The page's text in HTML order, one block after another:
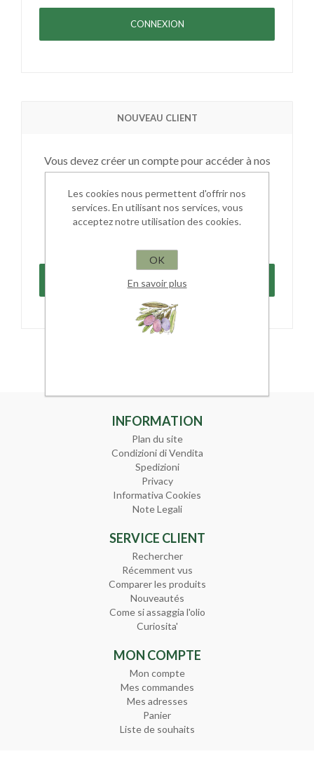
NOUVEAU CLIENT
Vous devez créer un compte pour accéder à nos
commandes et en garder la trace. Si vous
possédez déjà un email et un mot de passe,
identifiez vous dans l'autre partie.
INFORMATION
Plan du site
Condizioni di Vendita
Spedizioni
Privacy
Informativa Cookies
Note Legali
SERVICE CLIENT
Rechercher
Récemment vus
Comparer les produits
Nouveautés
Come si assaggia l'olio
Curiosita'
MON COMPTE
Mon compte
Mes commandes
Mes adresses
Panier
Liste de souhaits
Les cookies nous permettent d'offrir nos
services. En utilisant nos services, vous
acceptez notre utilisation des cookies.
OK
En savoir plus